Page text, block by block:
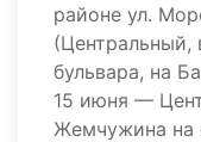
районе ул.
(Центральный,
бульвара, на
15 июня —
Жемчужина на